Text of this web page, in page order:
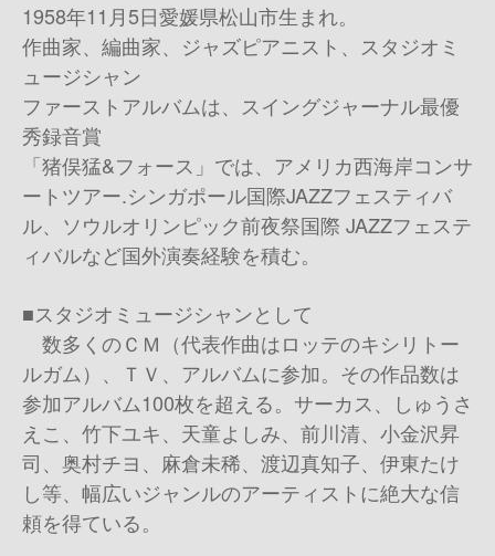
1958年11月5日愛媛県松山市生まれ。
作曲家、編曲家、ジャズピアニスト、スタジオミ
ュージシャン
ファーストアルバムは、スイングジャーナル最優
秀録音賞
「猪俣猛&フォース」では、アメリカ西海岸コンサ
ートツアー.シンガポール国際JAZZフェスティバ
ル、ソウルオリンピック前夜祭国際 JAZZフェステ
ィバルなど国外演奏経験を積む。
■スタジオミュージシャンとして
数多くのＣＭ（代表作曲はロッテのキシリトー
ルガム）、ＴＶ、アルバムに参加。その作品数は
参加アルバム100枚を超える。サーカス、しゅうさ
えこ、竹下ユキ、天童よしみ、前川清、小金沢昇
司、奥村チヨ、麻倉未稀、渡辺真知子、伊東たけ
し等、幅広いジャンルのアーティストに絶大な信
頼を得ている。